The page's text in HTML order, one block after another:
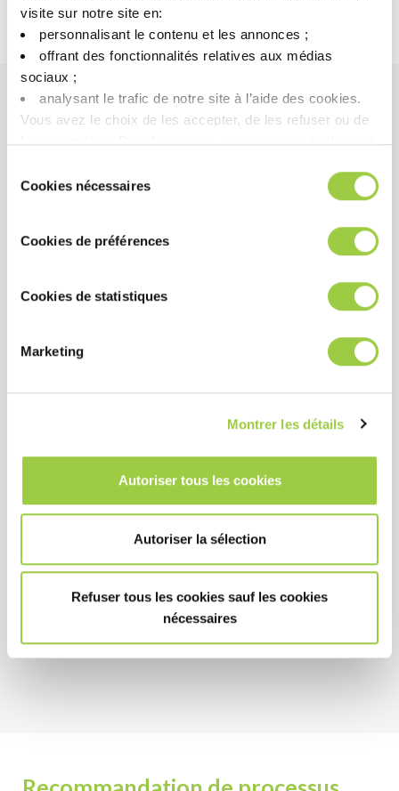
visite sur notre site en:​
personnalisant le contenu et les annonces ;​
offrant des fonctionnalités relatives aux médias
sociaux ; ​
analysant le trafic de notre site à l’aide des cookies.​
Vous avez le choix de les accepter, de les refuser ou de
les paramétrer.​ Pas de panique, vous pourrez également
cookies.​ ​ ​
duCookies nécessaires
Cookies de préférences
Cookies de statistiques
Marketing
Montrer les détails
Autoriser tous les cookies
Autoriser la sélection
Refuser tous les cookies sauf les cookies
nécessaires
Tension de surface à 1% (dynes / cm)
Avantages
PERFORMANCE
compris les métaux très sensibles.
COÛT
Non-toxique et sans substances CMR
Faible impact environnemental : peut être utilisé
sans rinçage, ce qui réduit la consommation d’eau.
Ininflammable